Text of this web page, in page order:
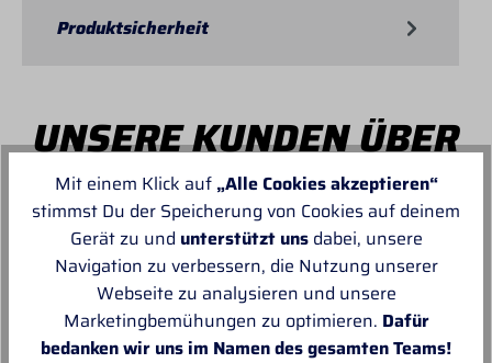
Produktsicherheit
UNSERE KUNDEN ÜBER
PROFI-TACK
Von MANUELA
Mit einem Klick auf „Alle Cookies akzeptieren“
stimmst Du der Speicherung von Cookies auf deinem
Gerät zu und unterstützt unsdabei, unsere
Navigation zu verbessern, die Nutzung unserer
Webseite zu analysieren und unsere
Marketingbemühungen zu optimieren. Dafür
bedanken wir uns im Namen des gesamten Teams!